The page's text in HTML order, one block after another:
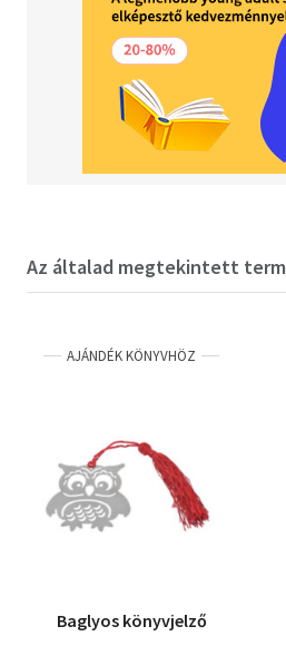
Az általad megtekintett
AJÁNDÉK KÖNYVHÖZ
Baglyos könyvjelző